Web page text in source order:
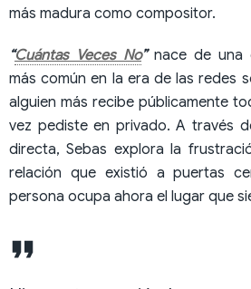
más madura como compositor.
“Cuántas Veces No”nace de una
más común en la era de las redes
alguien más recibe públicamente
vez pediste en privado. A través
directa, Sebas explora la
relación que existió a puertas
persona ocupa ahora el lugar que